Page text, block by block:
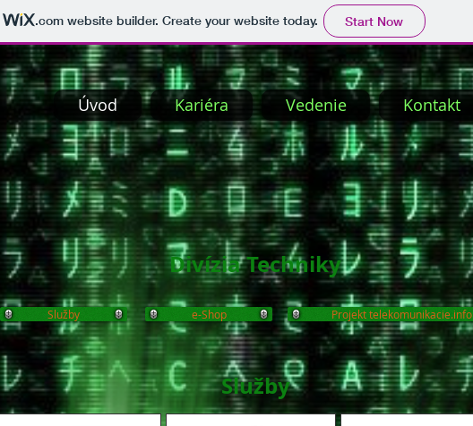
.comwebsite builder. Create your website today. Start Now
Úvod Kariéra Vedenie Kontakt
Služby
Služby e-Shop Projekt telekomunikacie.info
Divízia Techniky